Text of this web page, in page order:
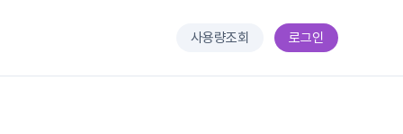
사용량조회 로그인